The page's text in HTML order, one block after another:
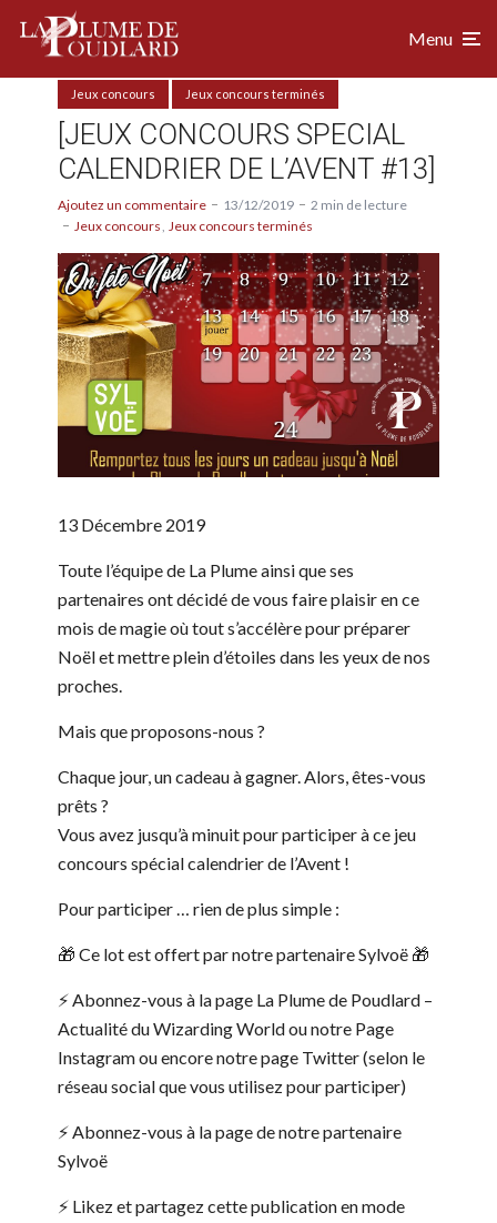
Menu
Jeux concours Jeux concours terminés
[JEUX CONCOURS SPECIAL
CALENDRIER DE L’AVENT #13]
Ajoutez un commentaire 13/12/2019
2 min de lecture
Jeux concours
Jeux concours terminés
13 Décembre 2019
Toute l’équipe de La Plume ainsi que ses
partenaires ont décidé de vous faire plaisir en ce
mois de magie où tout s’accélère pour préparer
Noël et mettre plein d’étoiles dans les yeux de nos
proches.
Mais que proposons-nous ?
Chaque jour, un cadeau à gagner. Alors, êtes-vous
prêts ?
Vous avez jusqu’à minuit pour participer à ce jeu
concours spécial calendrier de l’Avent !
Pour participer … rien de plus simple :
🎁 Ce lot est offert par notre partenaire Sylvoë 🎁
⚡️ Abonnez-vous à la page La Plume de Poudlard –
Actualité du Wizarding World ou notre Page
Instagram ou encore notre page Twitter (selon le
réseau social que vous utilisez pour participer)
⚡️ Abonnez-vous à la page de notre partenaire
Sylvoë
⚡️ Likez et partagez cette publication en mode